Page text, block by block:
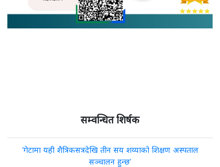
सम्वन्धित शिर्षक
‘गेटामा यही शैत्रिकसत्रदेखि तीन सय शय्याको शिक्षण अस्पताल
सञ्चालन हुन्छ’